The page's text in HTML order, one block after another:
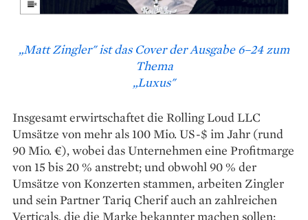
„Matt Zingler" ist das Cover der Ausgabe 6–24 zum
Thema
„Luxus"
Insgesamt erwirtschaftet die Rolling Loud LLC
Umsätze von mehr als 100 Mio. US-$ im Jahr (rund
90 Mio. €), wobei das Unternehmen eine Profitmarge
von 15 bis 20 % anstrebt; und obwohl 90 % der
Umsätze von Konzerten stammen, arbeiten Zingler
und sein Partner Tariq Cherif auch an zahlreichen
Verticals, die die Marke bekannter machen sollen: